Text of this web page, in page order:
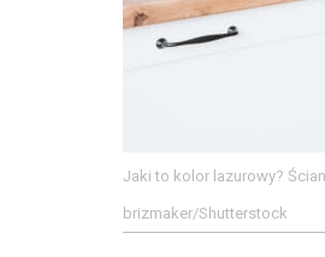
Jaki to kolor lazurowy?
brizmaker/Shutterstock